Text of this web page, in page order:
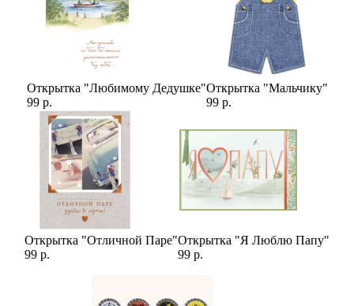
Открытка "Любимому Дедушке"
99 р.
Открытка "Мальчику"
99 р.
Открытка "Отличной Паре"
99 р.
Открытка "Я Люблю Папу"
99 р.